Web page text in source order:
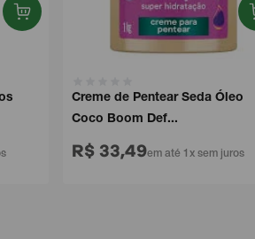
Creme de Pentear Seda Óleo
Coco Boom Def...
R$ 33,49em até 1x sem juros